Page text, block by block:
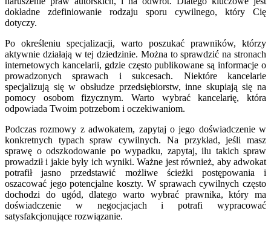
dokładne zdefiniowanie rodzaju sporu cywilnego, który Cię
dotyczy.
Po określeniu specjalizacji, warto poszukać prawników, którzy
aktywnie działają w tej dziedzinie. Można to sprawdzić na stronach
internetowych kancelarii, gdzie często publikowane są informacje o
prowadzonych sprawach i sukcesach. Niektóre kancelarie
specjalizują się w obsłudze przedsiębiorstw, inne skupiają się na
pomocy osobom fizycznym. Warto wybrać kancelarię, która
odpowiada Twoim potrzebom i oczekiwaniom.
Podczas rozmowy z adwokatem, zapytaj o jego doświadczenie w
konkretnych typach spraw cywilnych. Na przykład, jeśli masz
sprawę o odszkodowanie po wypadku, zapytaj, ilu takich spraw
prowadził i jakie były ich wyniki. Ważne jest również, aby adwokat
potrafił jasno przedstawić możliwe ścieżki postępowania i
oszacować jego potencjalne koszty. W sprawach cywilnych często
dochodzi do ugód, dlatego warto wybrać prawnika, który ma
doświadczenie w negocjacjach i potrafi wypracować
satysfakcjonujące rozwiązanie.